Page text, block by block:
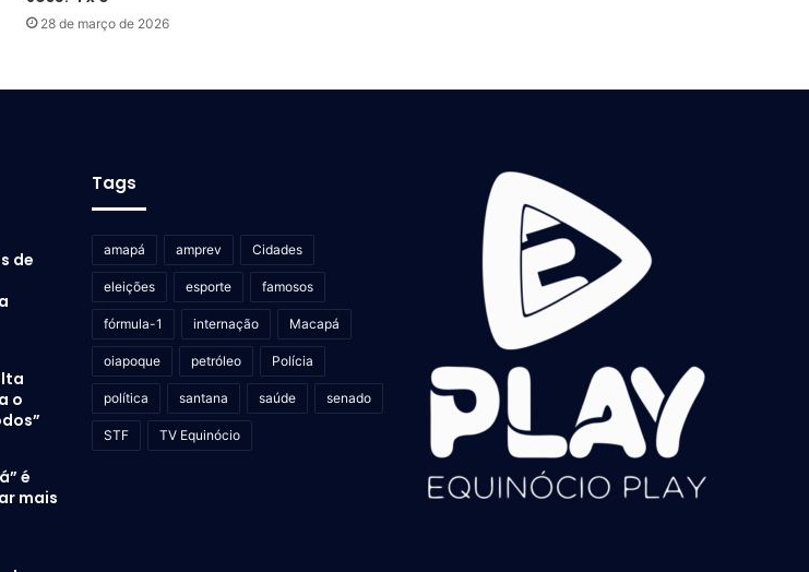
28 de março de 2026
de
o
é
mais
Tags
amapá amprev Cidades
eleições esporte famosos
fórmula-1 internação Macapá
oiapoque petróleo Polícia
política santana saúde senado
STF TV Equinócio